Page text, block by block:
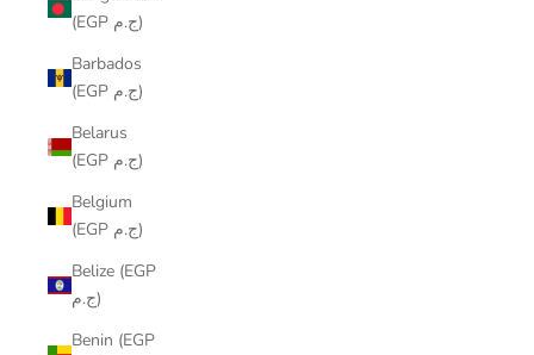
(EGP ج.م)
Barbados
(EGP ج.م)
Belarus
(EGP ج.م)
Belgium
(EGP ج.م)
Belize (EGP
ج.م)
Benin (EGP